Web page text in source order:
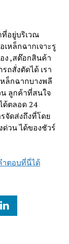
อยู่บริเวณ
หล็กฉากเจาะรู
ง ,สต๊อกสินค้า
ถสั่งตัดได้ เรา
ล็กฉากบางพลี
น ลูกค้าที่สนใจ
ด้ตลอด 24
จัดส่งถึงที่โดย
ด่วน ได้ของชัวร์
ตอบที่นี่ได้